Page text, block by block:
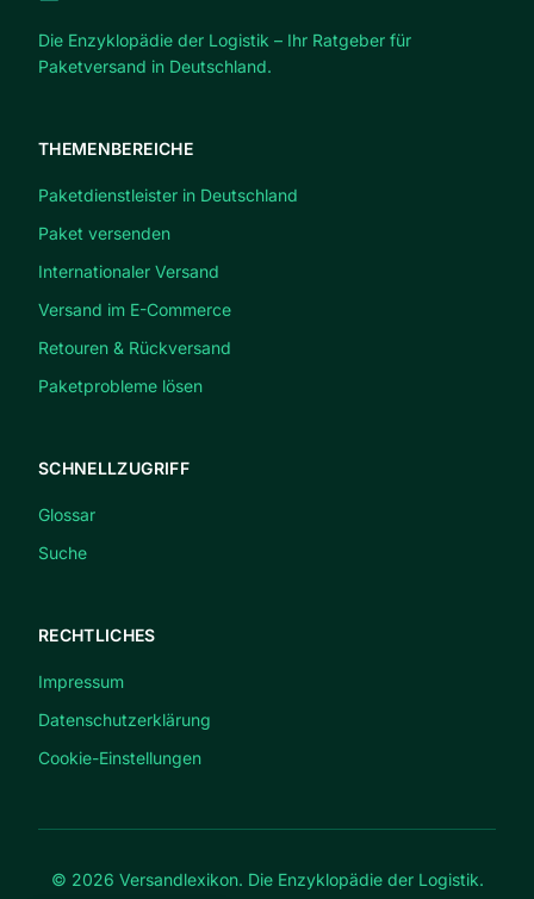
Die Enzyklopädie der Logistik – Ihr Ratgeber für
Paketversand in Deutschland.
THEMENBEREICHE
Paketdienstleister in Deutschland
Paket versenden
Internationaler Versand
Versand im E-Commerce
Retouren & Rückversand
Paketprobleme lösen
SCHNELLZUGRIFF
Glossar
Suche
RECHTLICHES
Impressum
Datenschutzerklärung
Cookie-Einstellungen
© 2026 Versandlexikon. Die Enzyklopädie der Logistik.